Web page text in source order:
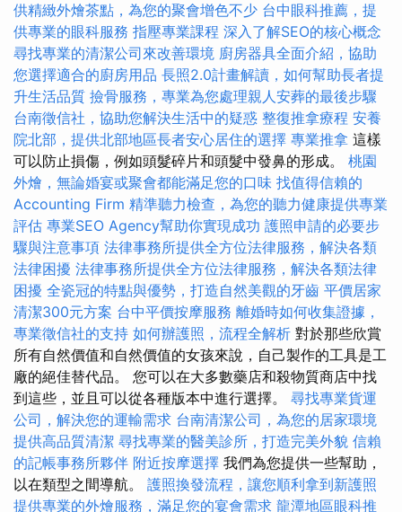
供精緻外燴茶點，為您的聚會增色不少 台中眼科推薦，提
供專業的眼科服務 指壓專業課程 深入了解SEO的核心概念
尋找專業的清潔公司來改善環境 廚房器具全面介紹，協助
您選擇適合的廚房用品 長照2.0計畫解讀，如何幫助長者提
升生活品質 撿骨服務，專業為您處理親人安葬的最後步驟
台南徵信社，協助您解決生活中的疑惑 整復推拿療程 安養
院北部，提供北部地區長者安心居住的選擇 專業推拿 這樣
可以防止損傷，例如頭髮碎片和頭髮中發鼻的形成。 桃園
外燴，無論婚宴或聚會都能滿足您的口味 找值得信賴的
Accounting Firm 精準聽力檢查，為您的聽力健康提供專業
評估 專業SEO Agency幫助你實現成功 護照申請的必要步
驟與注意事項 法律事務所提供全方位法律服務，解決各類
法律困擾 法律事務所提供全方位法律服務，解決各類法律
困擾 全瓷冠的特點與優勢，打造自然美觀的牙齒 平價居家
清潔300元方案 台中平價按摩服務 離婚時如何收集證據，
專業徵信社的支持 如何辦護照，流程全解析 對於那些欣賞
所有自然價值和自然價值的女孩來說，自己製作的工具是工
廠的絕佳替代品。 您可以在大多數藥店和殺物質商店中找
到這些，並且可以從各種版本中進行選擇。 尋找專業貨運
公司，解決您的運輸需求 台南清潔公司，為您的居家環境
提供高品質清潔 尋找專業的醫美診所，打造完美外貌 信賴
的記帳事務所夥伴 附近按摩選擇 我們為您提供一些幫助，
以在類型之間導航。 護照換發流程，讓您順利拿到新護照
提供專業的外燴服務，滿足您的宴會需求 龍潭地區眼科推